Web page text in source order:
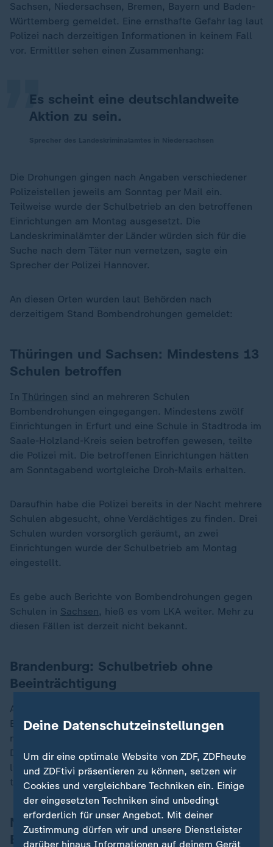
Sachsen, Niedersachsen, Bremen, Bayern und Baden-
Württemberg gemeldet. Eine ernsthafte Gefahr lag laut
Polizei nach derzeitigen Informationen in keinem Fall
vor. Ermittler sehen einen Zusammenhang:
Es scheint eine deutschlandweite
Aktion zu sein.
„
Die Drohungen gingen nach Angaben verschiedener
Polizeistellen jeweils am Sonntag per Mail ein.
Teilweise wurde der Schulbetrieb an den betroffenen
Einrichtungen am Montag ausgesetzt. Die
Landeskriminalämter der Länder würden sich für die
Suche nach dem Täter nun vernetzen, sagte ein
Sprecher der Polizei Hannover.
An diesen Orten wurden laut Behörden nach
derzeitigem Stand Bombendrohungen gemeldet:
Thüringen und Sachsen: Mindestens 13
Schulen betroffen
In Thüringen sind an mehreren Schulen
Bombendrohungen eingegangen. Mindestens zwölf
Einrichtungen in Erfurt und eine Schule in Stadtroda im
Saale-Holzland-Kreis seien betroffen gewesen, teilte
die Polizei mit. Die betroffenen Einrichtungen hätten
am Sonntagabend wortgleiche Droh-Mails erhalten.
Daraufhin habe die Polizei bereits in der Nacht mehrere
Schulen abgesucht, ohne Verdächtiges zu finden. Drei
Schulen wurden vorsorglich geräumt, an zwei
Einrichtungen wurde der Schulbetrieb am Montag
eingestellt.
Es gebe auch Berichte von Bombendrohungen gegen
Schulen in Sachsen, hieß es vom LKA weiter. Mehr zu
diesen Fällen ist derzeit nicht bekannt.
Brandenburg: Schulbetrieb ohne
Beeinträchtigung
Auch in Schulen in
Bombendrohungen eingegangen. Die Polizei geht aber
nicht von einer Gefahr aus. "Eine Ernsthaftigkeit der
Drohungen wurde jeweils verneint. Der Schulbetrieb
lief weitestgehend ohne Beeinträchtigung weiter",
teilte das Polizeipräsidium Potsdam mit.
Niedersachsen: Wohl keine echte
Bedrohung
Deine Datenschutzeinstellungen
Um dir eine optimale Website von ZDF, ZDFheute
und ZDFtivi präsentieren zu können, setzen wir
Cookies und vergleichbare Techniken ein. Einige
der eingesetzten Techniken sind unbedingt
erforderlich für unser Angebot. Mit deiner
Zustimmung dürfen wir und unsere Dienstleister
darüber hinaus Informationen auf deinem Gerät